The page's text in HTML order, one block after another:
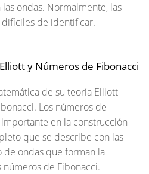
ondas. Normalmente, las
difíciles de identificar.
y Números de Fibonacci
de su teoría Elliott
Los números de
en la construcción
que se describe con las
de ondas que forman la
de Fibonacci.